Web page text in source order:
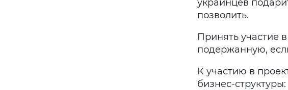
украинцев
позволить.
Принять участие
подержанную,
К участию в
бизнес-